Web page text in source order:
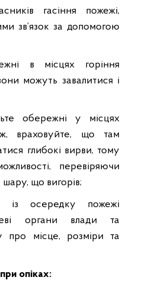
гасіння пожежі,
зв’язок за допомогою
в місцях горіння
можуть завалитися і
обережні у місцях
враховуйте, що там
глибокі вирви, тому
перевіряючи
що вигорів;
із осередку пожежі
органи влади та
про місце, розміри та
опіках: